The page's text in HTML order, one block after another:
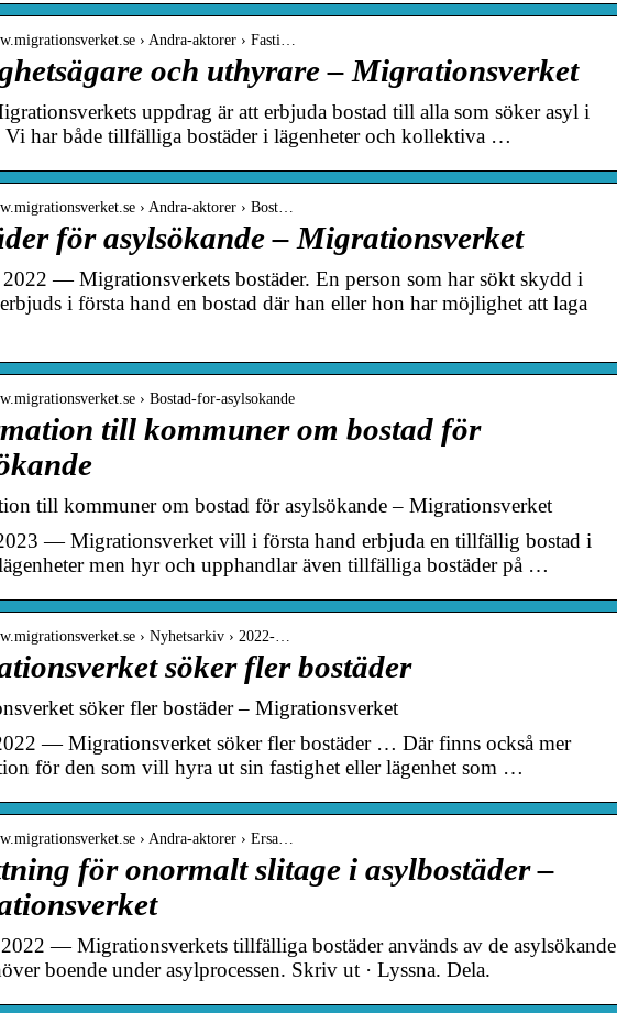
› Andra-aktorer › Fasti…
och uthyrare – Migrationsverket
uppdrag är att erbjuda bostad till alla som söker asyl i
Vi har både tillfälliga bostäder i lägenheter och kollektiva …
› Andra-aktorer › Bost…
för asylsökande – Migrationsverket
2022 — Migrationsverkets bostäder. En person som har sökt skydd i
i första hand en bostad där han eller hon har möjlighet att laga
› Bostad-for-asylsokande
till kommuner om bostad för
till kommuner om bostad för asylsökande – Migrationsverket
— Migrationsverket vill i första hand erbjuda en tillfällig bostad i
men hyr och upphandlar även tillfälliga bostäder på …
› Nyhetsarkiv › 2022-…
söker fler bostäder
söker fler bostäder – Migrationsverket
— Migrationsverket söker fler bostäder … Där finns också mer
för den som vill hyra ut sin fastighet eller lägenhet som …
› Andra-aktorer › Ersa…
för onormalt slitage i asylbostäder –
— Migrationsverkets tillfälliga bostäder används av de asylsökande
boende under asylprocessen. Skriv ut · Lyssna. Dela.